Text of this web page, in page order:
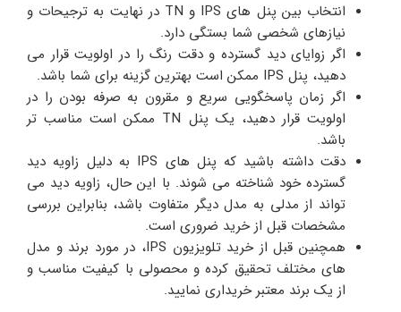
انتخاب بین پنل های IPS و TN در نهایت به ترجیحات و
نیازهای شخصی شما بستگی دارد.
اگر زوایای دید گسترده و دقت رنگ را در اولویت قرار می
دهید، پنل IPS ممکن است بهترین گزینه برای شما باشد.
اگر زمان پاسخگویی سریع و مقرون به صرفه بودن را در
اولویت قرار دهید، یک پنل TN ممکن است مناسب‌ تر
باشد.
دقت داشته باشید که پنل های IPS به دلیل زاویه دید
گسترده خود شناخته می شوند. با این حال، زاویه دید می
تواند از مدلی به مدل دیگر متفاوت باشد، بنابراین بررسی
مشخصات قبل از خرید ضروری است.
همچنین قبل از خرید تلویزیون IPS، در مورد برند و مدل
های مختلف تحقیق کرده و محصولی با کیفیت مناسب و
از یک برند معتبر خریداری نمایید.